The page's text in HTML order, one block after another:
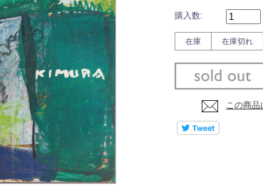
購入数:
在庫 在庫切れ
この商品